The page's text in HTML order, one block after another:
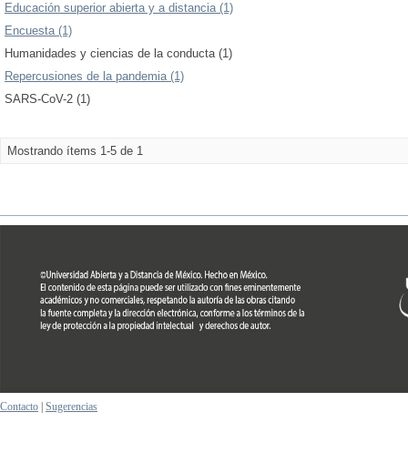
Educación superior abierta y a distancia (1)
Encuesta (1)
Humanidades y ciencias de la conducta (1)
Repercusiones de la pandemia (1)
SARS-CoV-2 (1)
Mostrando ítems 1-5 de 1
Contacto Sugerencias